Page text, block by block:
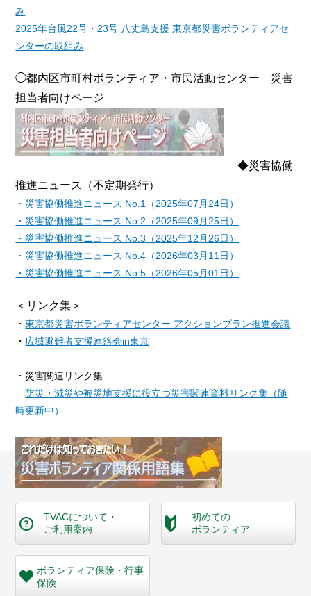
み
2025年台風22号・23号 八丈島支援 東京都災害ボランティアセ
ンターの取組み
◯都内区市町村ボランティア・市民活動センター 災害
担当者向けページ
◆災害協働
推進ニュース（不定期発行）
・災害協働推進ニュース No.1（2025年07月24日）
・災害協働推進ニュース No.2（2025年09月25日）
・災害協働推進ニュース No.3（2025年12月26日）
・災害協働推進ニュース No.4（2026年03月11日）
・災害協働推進ニュース No.5（2026年05月01日）
＜リンク集＞
・東京都災害ボランティアセンター アクションプラン推進会議
・ 広域避難者支援連絡会in東京
・災害関連リンク集
防災・減災や被災地支援に役立つ災害関連資料リンク集（随
時更新中）
TVACについて・
ご利用案内
初めての
ボランティア
ボランティア保険・行事
保険